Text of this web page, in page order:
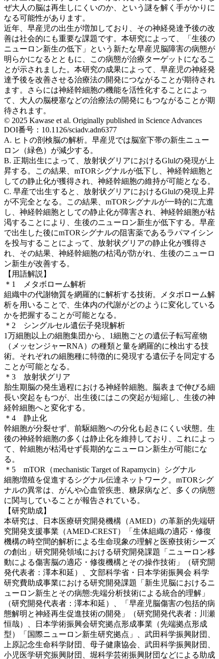
ぜ大人の脳は再生しにくいのか、という謎を解く手がかりに
なる可能性があります。
近年、早産児の出生が増加しており、その神経発達予後の改
善は社会的にも重要な課題です。本研究によって、「生後の
ニューロン新生の低下」という新たな早産児脳障害の病態が
明らかになるとともに、この病態が治療ターゲットになるこ
とが示されました。本研究の成果によって、早産児の神経発
達予後を改善させる治療法の開発につながることが期待され
ます。さらには神経幹細胞の機能を活性化することによっ
て、大人の脳梗塞などの治療法の開発にもつながることが期
待されます。
© 2025 Kawase et al. Originally published in Science Advances
DOI番号：10.1126/sciadv.adn6377
A. ヒトの剖検脳の解析。早産児では脳室下帯の新生ニュー
ロン（緑色）が減少する。
B. 正期出生によって、放射状グリアにおけるGlulの発現が上
昇する。この結果、mTORシグナルが低下し、神経幹細胞と
しての静止化が獲得され、神経幹細胞の維持が可能となる。
C. 早産で出生すると、放射状グリアにおけるGlulの発現上昇
が不完全となる。この結果、mTORシグナルが一時的に亢進
し、神経幹細胞としての静止化が障害され、神経幹細胞が枯
渇することにより、生後のニューロン新生が低下する。早産
で出生した後にmTORシグナルの阻害薬であるラパマイシン
を投与することによって、放射状グリアの静止化が獲得さ
れ、その結果、神経幹細胞の枯渇が防がれ、生後のニューロ
ン新生が改善する。
【用語解説】
＊1 メタボローム解析
組織中の代謝物質を網羅的に解析する技術。メタボローム解
析を用いることで、生体内の代謝がどのように変化している
かを把握することが可能となる。
＊2 シングルセル遺伝子発現解析
1万細胞以上の細胞集団から、1細胞ごとの遺伝子転写産物
（メッセンジャーRNA）の種類と量を網羅的に検出する技
術。それぞれの細胞種に特徴的に発現する遺伝子を同定する
ことが可能となる。
＊3 放射状グリア
胎生期脳の発生過程における神経幹細胞。脳表まで伸びる細
長い突起をもつが、出生後にはこの突起が短縮し、生後の神
経幹細胞へと変化する。
＊4 静止化
幹細胞が分裂せず、前駆細胞への分化も起きにくい状態。生
後の神経幹細胞の多くは静止化を維持しており、これによっ
て、幹細胞が枯渇せず長期的なニューロン新生が可能にな
る。
＊5 mTOR（mechanistic Target of Rapamycin）シグナル
細胞増殖を促進するシグナル伝達ネットワーク。mTORシグ
ナルの異常は、がんや心血管疾患、糖尿病など、多くの病態
に関与していることが報告されている。
【研究助成】
本研究は、日本医療研究開発機構（AMED）の革新的先端研
究開発支援事業（AMED-CREST）「生体組織の適応・修復
機構の時空間的解析による生命現象の理解と医療技術シーズ
の創出」研究開発領域における研究開発課題「ニューロン移
動による傷害脳の適応・修復機構とその操作技術」（研究開
発代表者：澤本和延）、文部科学省・日本学術振興会 科学
研究費助成事業における研究開発課題「新生児脳におけるニ
ューロン新生とその病態:先端分析技術による統合的理解」
（研究開発代表者：澤本和延）、「早産児脳傷害の包括的病
態解明と神経再生促進技術の開発」（研究開発代表者：川瀬
恒哉）、日本学術振興会研究拠点形成事業（先端拠点形成
型）「国際ニューロン新生研究拠点」、武田科学振興財団、
上原記念生命科学財団、母子健康協会、武田科学振興財団、
小児医学研究振興財団、堀科学芸術振興財団などによる助成